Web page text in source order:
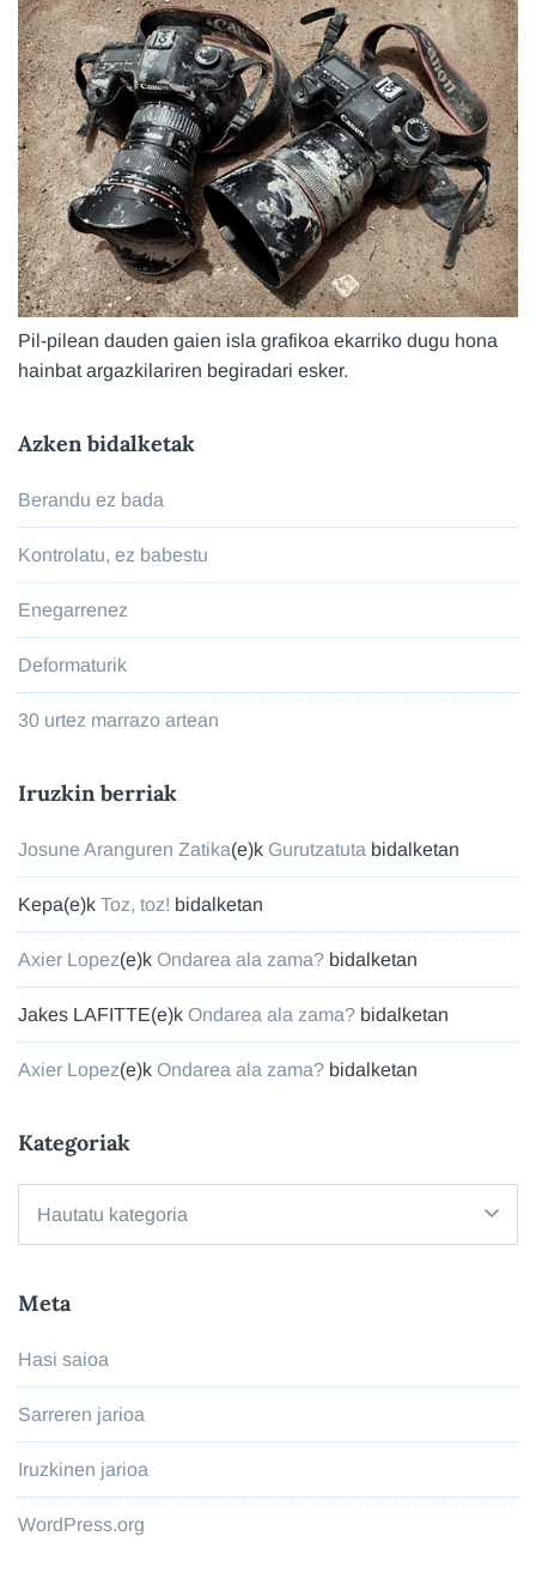
Pil-pilean dauden gaien isla grafikoa ekarriko dugu hona
hainbat argazkilariren begiradari esker.
Azken bidalketak
Berandu ez bada
Kontrolatu, ez babestu
Enegarrenez
Deformaturik
30 urtez marrazo artean
Iruzkin berriak
Josune Aranguren Zatika(e)k Gurutzatuta bidalketan
Kepa(e)k Toz, toz! bidalketan
Axier Lopez(e)k Ondarea ala zama? bidalketan
Jakes LAFITTE(e)k Ondarea ala zama? bidalketan
Axier Lopez(e)k Ondarea ala zama? bidalketan
Kategoriak
Meta
Hasi saioa
Sarreren jarioa
Iruzkinen jarioa
WordPress.org